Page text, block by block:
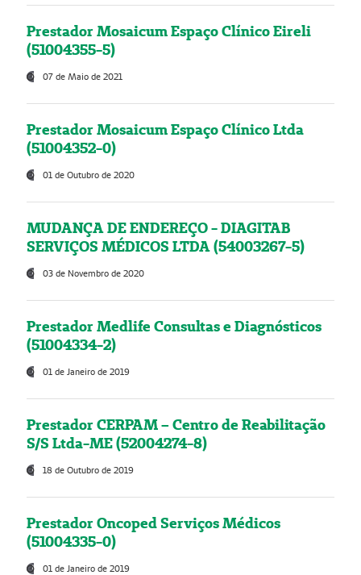
Prestador Mosaicum Espaço Clínico Eireli
(51004355-5)
07 de Maio de 2021
Prestador Mosaicum Espaço Clínico Ltda
(51004352-0)
01 de Outubro de 2020
MUDANÇA DE ENDEREÇO - DIAGITAB
SERVIÇOS MÉDICOS LTDA (54003267-5)
03 de Novembro de 2020
Prestador Medlife Consultas e Diagnósticos
(51004334-2)
01 de Janeiro de 2019
Prestador CERPAM – Centro de Reabilitação
S/S Ltda-ME (52004274-8)
18 de Outubro de 2019
Prestador Oncoped Serviços Médicos
(51004335-0)
01 de Janeiro de 2019